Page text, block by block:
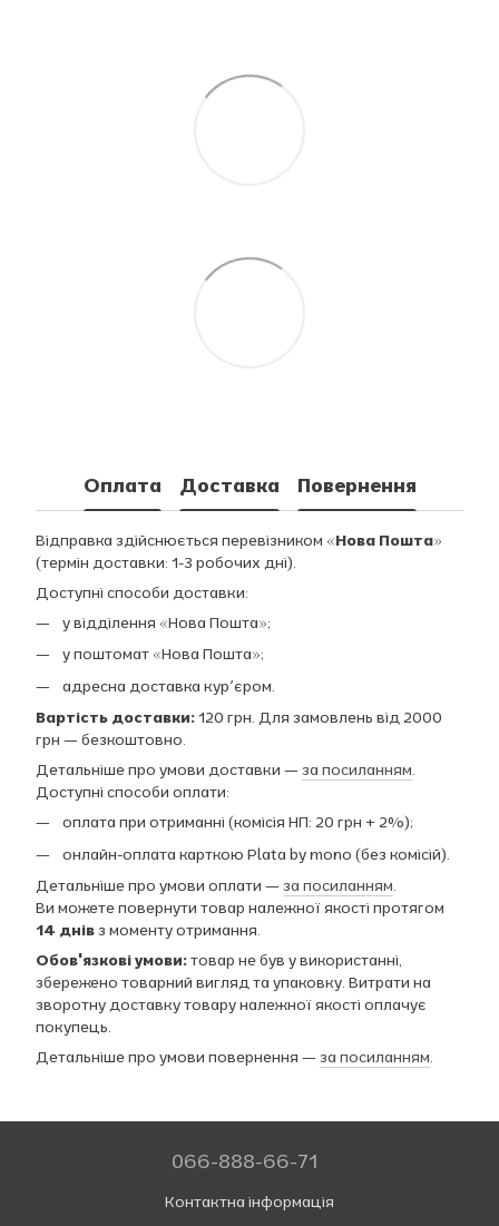
Оплата Доставка Повернення
Відправка здійснюється перевізником «Нова Пошта»
(термін доставки: 1-3 робочих дні).
Доступні способи доставки:
у відділення «Нова Пошта»;
у поштомат «Нова Пошта»;
адресна доставка курʼєром.
Вартість доставки:120 грн. Для замовлень від 2000
грн — безкоштовно.
Детальніше про умови доставки — за посиланням.
Доступні способи оплати:
оплата при отриманні (комісія НП: 20 грн + 2%);
онлайн-оплата карткою Plata by mono (без комісій).
Детальніше про умови оплати — за посиланням.
Ви можете повернути товар належної якості протягом
14 днівз моменту отримання.
Обов'язкові умови:товар не був у використанні,
збережено товарний вигляд та упаковку. Витрати на
зворотну доставку товару належної якості оплачує
покупець.
Детальніше про умови повернення — за посиланням.
066-888-66-71
Контактна інформація